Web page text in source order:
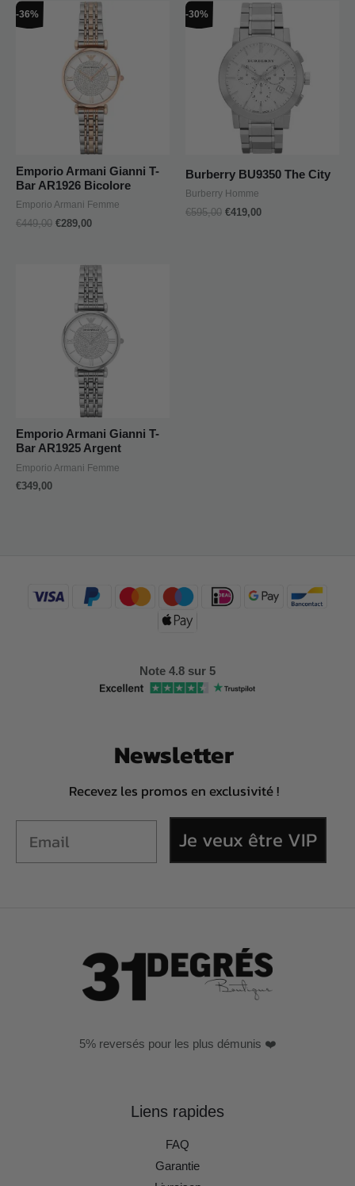
-36%
Emporio Armani Gianni T-
Bar AR1926 Bicolore
Emporio Armani Femme
€449,00
initial
était :
€449,00.
€289,00
Le
prix
actuel
est :
€289,00.
-30%
Burberry BU9350 The City
Burberry Homme
€595,00
initial
était :
€595,00.
€419,00
Le
prix
actuel
est :
€419,00.
Emporio Armani Gianni T-
Bar AR1925 Argent
Emporio Armani Femme
€349,00
Note 4.8 sur 5
Newsletter
Recevez les promos en exclusivité !
Je veux être VIP
5% reversés pour les plus démunis ❤️
Liens rapides
FAQ
Garantie